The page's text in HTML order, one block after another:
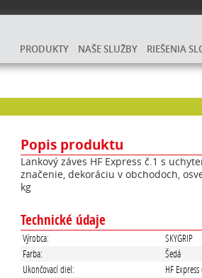
PRODUKTY
NAŠE SLUŽBY RIEŠENIA
Popis produktu
Lankový záves HF Express č.1 s
značenie, dekoráciu v obchodoch,
kg
Technické údaje
Výrobca:
SKYGRIP
Farba:
Šedá
Ukončovací diel:
HF Express